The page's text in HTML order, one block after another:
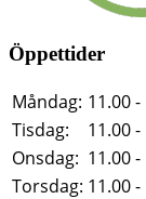
Öppettider
Måndag: 11.00
Tisdag:
11.00
Onsdag: 11.00
Torsdag: 11.00